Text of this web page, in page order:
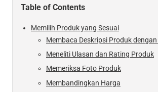
Table of Contents
Memilih Produk yang Sesuai
Membaca Deskripsi Produk dengan
Meneliti Ulasan dan Rating Produk
Memeriksa Foto Produk
Membandingkan Harga